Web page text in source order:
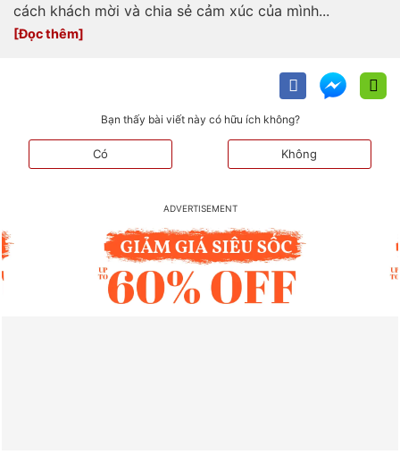
cách khách mời và chia sẻ cảm xúc của mình...
Bạn thấy bài viết này có hữu ích không?
Có Không